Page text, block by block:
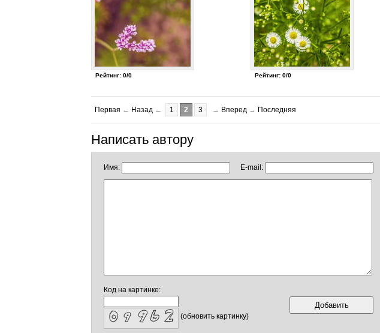
Рейтинг: 0/0 Рейтинг: 0/0
Первая ← Назад ← 1 2 3 → Вперед → Последняя
Написать автору
Имя: E-mail:
Код на картинке:
(обновить картинку)